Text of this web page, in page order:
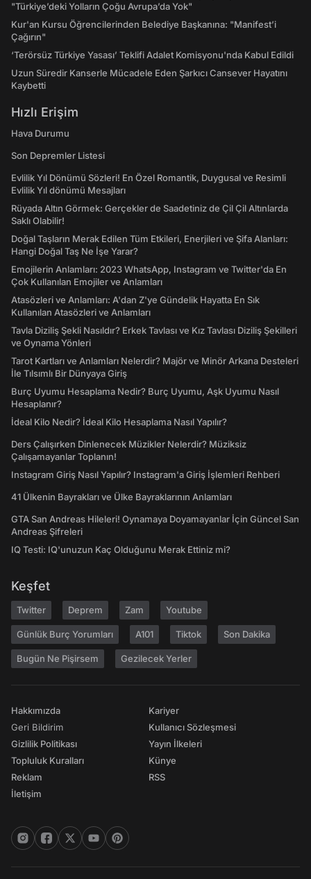
"Türkiye’deki Yolların Çoğu Avrupa’da Yok"
Kur'an Kursu Öğrencilerinden Belediye Başkanına: "Manifest’i
Çağırın"
‘Terörsüz Türkiye Yasası’ Teklifi Adalet Komisyonu'nda Kabul Edildi
Uzun Süredir Kanserle Mücadele Eden Şarkıcı Cansever Hayatını
Kaybetti
Hızlı Erişim
Hava Durumu
Son Depremler Listesi
Evlilik Yıl Dönümü Sözleri! En Özel Romantik, Duygusal ve Resimli
Evlilik Yıl dönümü Mesajları
Rüyada Altın Görmek: Gerçekler de Saadetiniz de Çil Çil Altınlarda
Saklı Olabilir!
Doğal Taşların Merak Edilen Tüm Etkileri, Enerjileri ve Şifa Alanları:
Hangi Doğal Taş Ne İşe Yarar?
Emojilerin Anlamları: 2023 WhatsApp, Instagram ve Twitter'da En
Çok Kullanılan Emojiler ve Anlamları
Atasözleri ve Anlamları: A'dan Z'ye Gündelik Hayatta En Sık
Kullanılan Atasözleri ve Anlamları
Tavla Diziliş Şekli Nasıldır? Erkek Tavlası ve Kız Tavlası Diziliş Şekilleri
ve Oynama Yönleri
Tarot Kartları ve Anlamları Nelerdir? Majör ve Minör Arkana Desteleri
İle Tılsımlı Bir Dünyaya Giriş
Burç Uyumu Hesaplama Nedir? Burç Uyumu, Aşk Uyumu Nasıl
Hesaplanır?
İdeal Kilo Nedir? İdeal Kilo Hesaplama Nasıl Yapılır?
Ders Çalışırken Dinlenecek Müzikler Nelerdir? Müziksiz
Çalışamayanlar Toplanın!
Instagram Giriş Nasıl Yapılır? Instagram'a Giriş İşlemleri Rehberi
41 Ülkenin Bayrakları ve Ülke Bayraklarının Anlamları
GTA San Andreas Hileleri! Oynamaya Doyamayanlar İçin Güncel San
Andreas Şifreleri
IQ Testi: IQ'unuzun Kaç Olduğunu Merak Ettiniz mi?
Keşfet
Twitter Deprem Zam Youtube
Günlük Burç Yorumları A101 Tiktok Son Dakika
Bugün Ne Pişirsem Gezilecek Yerler
Hakkımızda
Geri Bildirim
Gizlilik Politikası
Topluluk Kuralları
Reklam
İletişim
Kariyer
Kullanıcı Sözleşmesi
Yayın İlkeleri
Künye
RSS